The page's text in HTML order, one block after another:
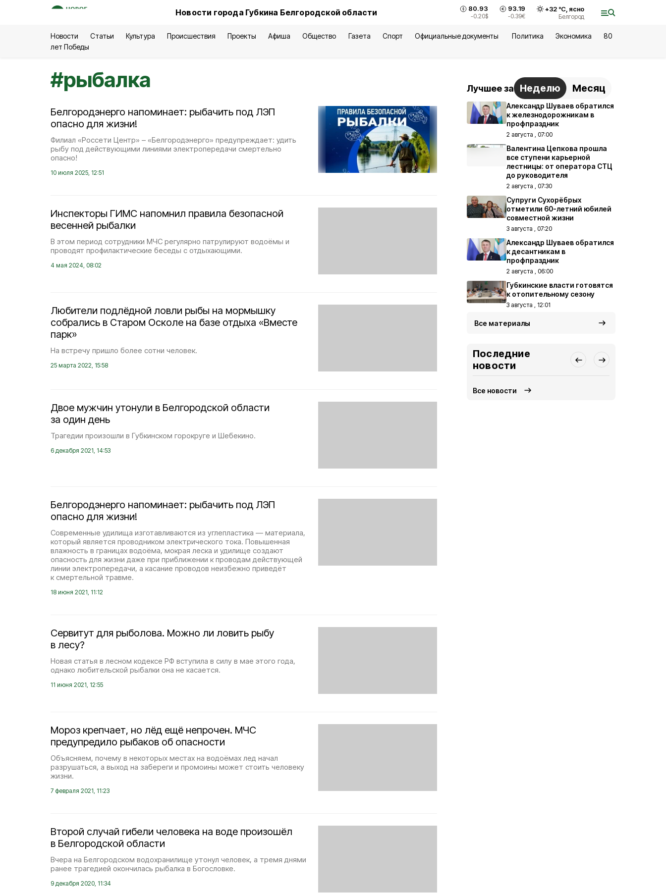
Новости города Губкина Белгородской области 80.93
-0.20$
93.19
-0.39€
+32°С, ясно
Белгород
Новости Статьи Культура Происшествия Проекты Афиша Общество Газета Спорт Официальные документы Политика Экономика
80
лет Победы
#рыбалка
Белгородэнерго напоминает: рыбачить под ЛЭП
опасно для жизни!
Филиал «Россети Центр» – «Белгородэнерго» предупреждает: удить
рыбу под действующими линиями электропередачи смертельно
опасно!
10 июля 2025, 12:51
Инспекторы ГИМС напомнил правила безопасной
весенней рыбалки
В этом период сотрудники МЧС регулярно патрулируют водоёмы и
проводят профилактические беседы с отдыхающими.
4 мая 2024, 08:02
Любители подлёдной ловли рыбы на мормышку
собрались в Старом Осколе на базе отдыха «Вместе
парк»
На встречу пришло более сотни человек.
25 марта 2022, 15:58
Двое мужчин утонули в Белгородской области
за один день
Трагедии произошли в Губкинском горокруге и Шебекино.
6 декабря 2021, 14:53
Белгородэнерго напоминает: рыбачить под ЛЭП
опасно для жизни!
Современные удилища изготавливаются из углепластика — материала,
который является проводником электрического тока. Повышенная
влажность в границах водоёма, мокрая леска и удилище создают
опасность для жизни даже при приближении к проводам действующей
линии электропередачи, а касание проводов неизбежно приведёт
к смертельной травме.
18 июня 2021, 11:12
Сервитут для рыболова. Можно ли ловить рыбу
в лесу?
Новая статья в лесном кодексе РФ вступила в силу в мае этого года,
однако любительской рыбалки она не касается.
11 июня 2021, 12:55
Мороз крепчает, но лёд ещё непрочен. МЧС
предупредило рыбаков об опасности
Объясняем, почему в некоторых местах на водоёмах лед начал
разрушаться, а выход на забереги и промоины может стоить человеку
жизни.
7 февраля 2021, 11:23
Второй случай гибели человека на воде произошёл
в Белгородской области
Вчера на Белгородском водохранилище утонул человек, а тремя днями
ранее трагедией окончилась рыбалка в Богословке.
9 декабря 2020, 11:34
Лучшее за Неделю Месяц
Александр Шуваев обратился
к железнодорожникам в
профпраздник
2 августа , 07:00
Валентина Цепкова прошла
все ступени карьерной
лестницы: от оператора СТЦ
до руководителя
2 августа , 07:30
Супруги Сухорёбрых
отметили 60-летний юбилей
совместной жизни
3 августа , 07:20
Александр Шуваев обратился
к десантникам в
профпраздник
2 августа , 06:00
Губкинские власти готовятся
к отопительному сезону
3 августа , 12:01
Все материалы
Последние
новости
Все новости